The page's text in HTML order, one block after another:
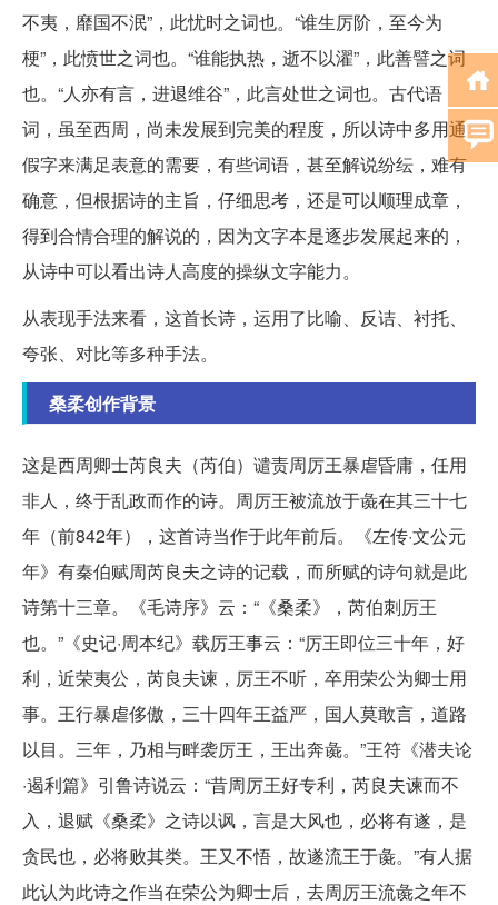
不夷，靡国不泯”，此忧时之词也。“谁生厉阶，至今为
梗”，此愤世之词也。“谁能执热，逝不以濯”，此善譬之词
也。“人亦有言，进退维谷”，此言处世之词也。古代语
词，虽至西周，尚未发展到完美的程度，所以诗中多用通
假字来满足表意的需要，有些词语，甚至解说纷纭，难有
确意，但根据诗的主旨，仔细思考，还是可以顺理成章，
得到合情合理的解说的，因为文字本是逐步发展起来的，
从诗中可以看出诗人高度的操纵文字能力。
从表现手法来看，这首长诗，运用了比喻、反诘、衬托、
夸张、对比等多种手法。
桑柔创作背景
这是西周卿士芮良夫（芮伯）谴责周厉王暴虐昏庸，任用
非人，终于乱政而作的诗。周厉王被流放于彘在其三十七
年（前842年），这首诗当作于此年前后。《左传·文公元
年》有秦伯赋周芮良夫之诗的记载，而所赋的诗句就是此
诗第十三章。《毛诗序》云：“《桑柔》，芮伯刺厉王
也。”《史记·周本纪》载厉王事云：“厉王即位三十年，好
利，近荣夷公，芮良夫谏，厉王不听，卒用荣公为卿士用
事。王行暴虐侈傲，三十四年王益严，国人莫敢言，道路
以目。三年，乃相与畔袭厉王，王出奔彘。”王符《潜夫论
·遏利篇》引鲁诗说云：“昔周厉王好专利，芮良夫谏而不
入，退赋《桑柔》之诗以讽，言是大风也，必将有遂，是
贪民也，必将败其类。王又不悟，故遂流王于彘。”有人据
此认为此诗之作当在荣公为卿士后，去周厉王流彘之年不